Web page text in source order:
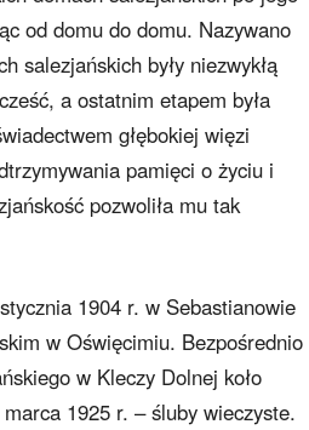
od domu do domu. Nazywano
salezjańskich były niezwykłą
a ostatnim etapem była
głębokiej więzi
pamięci o życiu i
pozwoliła mu tak
1904 r. w Sebastianowie
w Oświęcimiu. Bezpośrednio
w Kleczy Dolnej koło
1925 r. – śluby wieczyste.